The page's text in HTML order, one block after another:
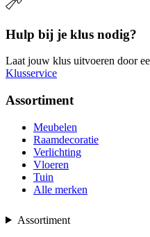
Hulp bij je klus nodig?
Laat jouw klus uitvoeren door
Klusservice
Assortiment
Meubelen
Raamdecoratie
Verlichting
Vloeren
Tuin
Alle merken
Assortiment